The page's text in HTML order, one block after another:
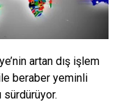
artan dış işlem
beraber yeminli
sürdürüyor.